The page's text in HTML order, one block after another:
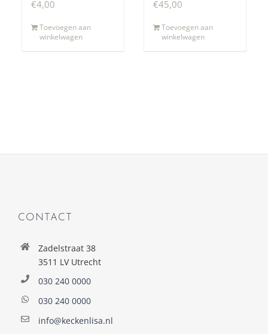
€4,00
Toevoegen aan
winkelwagen
€45,00
Toevoegen aan
winkelwagen
CONTACT
Zadelstraat 38
3511 LV Utrecht
030 240 0000
030 240 0000
info@keckenlisa.nl